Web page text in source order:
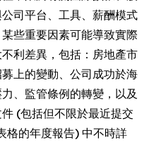
司平台、工具、薪酬模式
些重要因素可能導致實際
利差異，包括：房地產市
上的變動、公司成功於海
、監管條例的轉變，以及
(包括但不限於最近提交
格的年度報告) 中不時詳